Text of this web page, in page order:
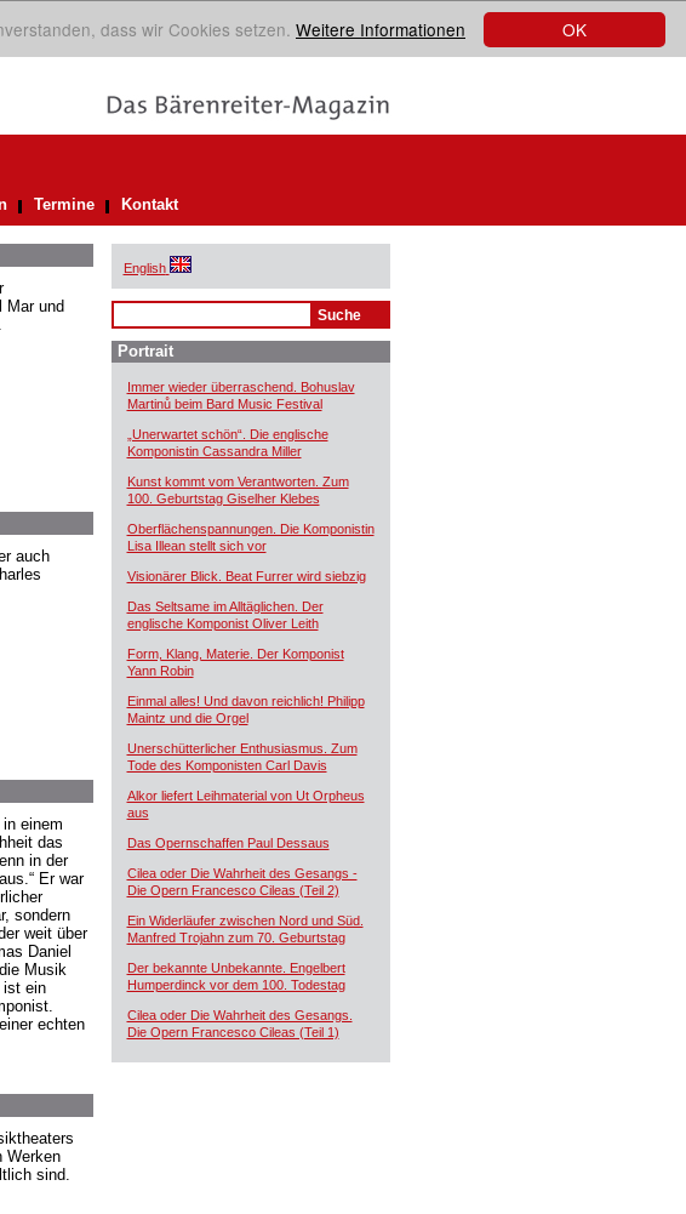
OK
dass wir Cookies setzen. Weitere Informationen
Termine Kontakt
Mar und
auch
einem
das
in der
Er war
sondern
weit über
Daniel
Musik
ist ein
echten
Werken
sind.
English
Portrait
Immer wieder überraschend. Bohuslav
Martinů beim Bard Music Festival
„Unerwartet schön“. Die englische
Komponistin Cassandra Miller
Kunst kommt vom Verantworten. Zum
100. Geburtstag Giselher Klebes
Oberflächenspannungen. Die Komponistin
Lisa Illean stellt sich vor
Visionärer Blick. Beat Furrer wird siebzig
Das Seltsame im Alltäglichen. Der
englische Komponist Oliver Leith
Form, Klang, Materie. Der Komponist
Yann Robin
Einmal alles! Und davon reichlich! Philipp
Maintz und die Orgel
Unerschütterlicher Enthusiasmus. Zum
Tode des Komponisten Carl Davis
Alkor liefert Leihmaterial von Ut Orpheus
aus
Das Opernschaffen Paul Dessaus
Cilea oder Die Wahrheit des Gesangs -
Die Opern Francesco Cileas (Teil 2)
Ein Widerläufer zwischen Nord und Süd.
Manfred Trojahn zum 70. Geburtstag
Der bekannte Unbekannte. Engelbert
Humperdinck vor dem 100. Todestag
Cilea oder Die Wahrheit des Gesangs.
Die Opern Francesco Cileas (Teil 1)